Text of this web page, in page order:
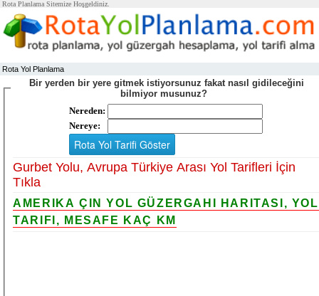
Rota Planlama Sitemize Hoşgeldiniz.
Rota Yol Planlama
Bir yerden bir yere gitmek istiyorsunuz fakat nasıl gidileceğini
bilmiyor musunuz?
Nereden:
Nereye:
Gurbet Yolu, Avrupa Türkiye Arası Yol Tarifleri İçin
Tıkla
AMERIKA ÇIN YOL GÜZERGAHI HARITASI, YOL
TARIFI, MESAFE KAÇ KM